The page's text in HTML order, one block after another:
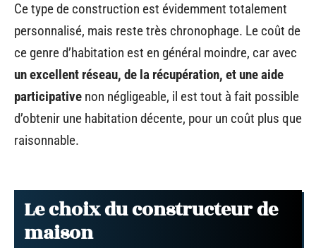
Ce type de construction est évidemment totalement
personnalisé, mais reste très chronophage. Le coût de
ce genre d’habitation est en général moindre, car avec
un excellent réseau, de la récupération, et une aide
participative non négligeable, il est tout à fait possible
d’obtenir une habitation décente, pour un coût plus que
raisonnable.
Le choix du constructeur de
maison